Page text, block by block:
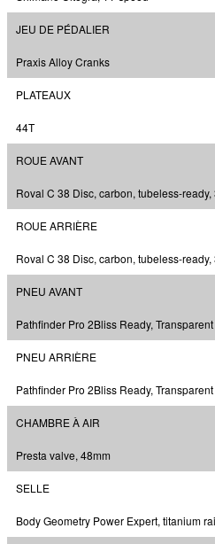
JEU DE PÉDALIER
Praxis Alloy Cranks
PLATEAUX
44T
ROUE AVANT
Roval C 38 Disc, carbon, tubeless-
ROUE ARRIÈRE
Roval C 38 Disc, carbon, tubeless-
PNEU AVANT
Pathfinder Pro 2Bliss Ready,
PNEU ARRIÈRE
Pathfinder Pro 2Bliss Ready,
CHAMBRE À AIR
Presta valve, 48mm
SELLE
Body Geometry Power Expert, titanium